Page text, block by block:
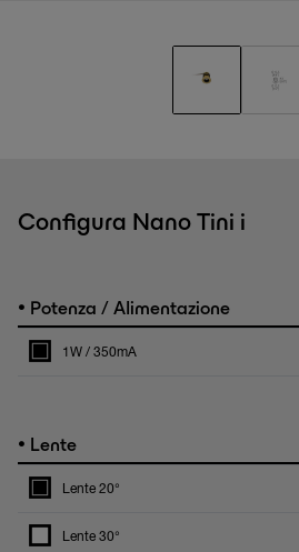
Configura Nano Tini i
• Potenza / Alimentazione
1W / 350mA
• Lente
Lente 20°
Lente 30°